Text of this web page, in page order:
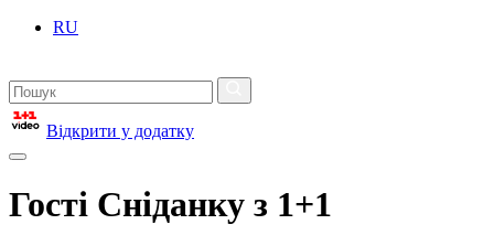
RU
Відкрити у додатку
Гості Сніданку з 1+1